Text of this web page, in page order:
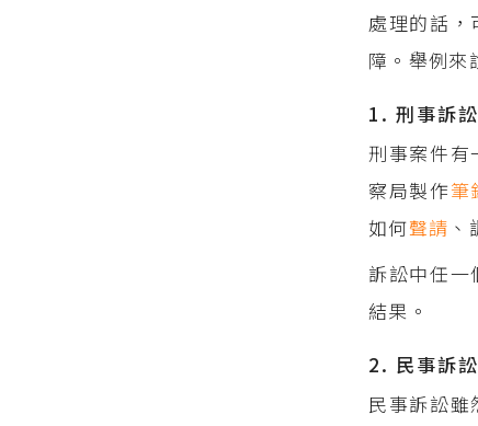
處理的話
障。舉例來
1. 刑事訴訟
刑事案件
察局製作筆
如何聲請 、
訴訟中任
結果。
2. 民事訴訟
民事訴訟